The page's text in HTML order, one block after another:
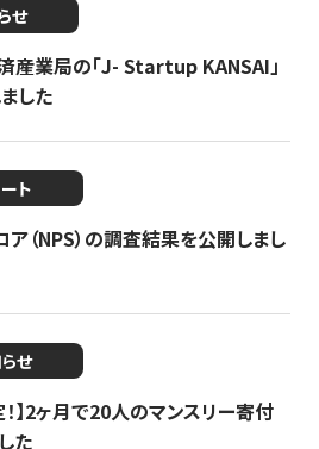
せ
産業局の「J- Startup KANSAI」
した
ト
（NPS）の調査結果を公開しまし
せ
】2ヶ月で20人のマンスリー寄付
た